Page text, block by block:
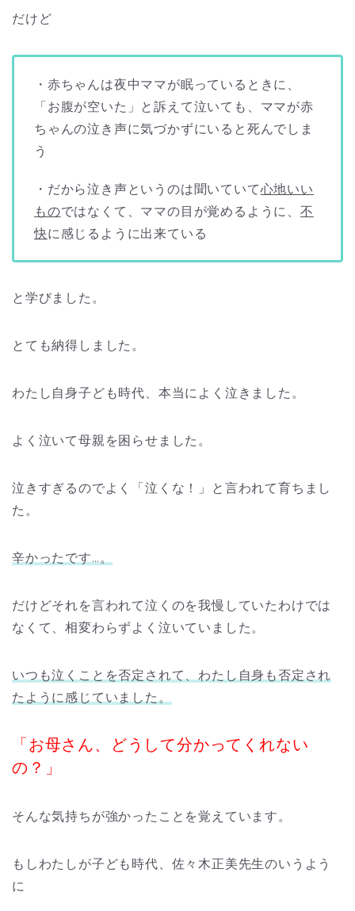
だけど
・赤ちゃんは夜中ママが眠っているときに、
「お腹が空いた」と訴えて泣いても、ママが赤
ちゃんの泣き声に気づかずにいると死んでしま
う
・だから泣き声というのは聞いていて心地いい
ものではなくて、ママの目が覚めるように、不
快に感じるように出来ている
と学びました。
とても納得しました。
わたし自身子ども時代、本当によく泣きました。
よく泣いて母親を困らせました。
泣きすぎるのでよく「泣くな！」と言われて育ちまし
た。
辛かったです…。
だけどそれを言われて泣くのを我慢していたわけでは
なくて、相変わらずよく泣いていました。
いつも泣くことを否定されて、わたし自身も否定され
たように感じていました。
「お母さん、どうして分かってくれない
の？」
そんな気持ちが強かったことを覚えています。
もしわたしが子ども時代、佐々木正美先生のいうよう
に